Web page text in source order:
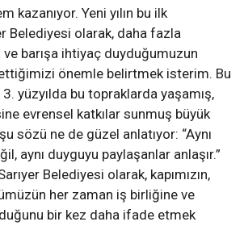
kazanıyor. Yeni yılın bu ilk
Belediyesi olarak, daha fazla
ve barışa ihtiyaç duyduğumuzun
önemle belirtmek isterim. Bu
yüzyılda bu topraklarda yaşamış,
evrensel katkılar sunmuş büyük
sözü ne de güzel anlatıyor: “Aynı
aynı duyguyu paylaşanlar anlaşır.”
Belediyesi olarak, kapımızın,
her zaman iş birliğine ve
bir kez daha ifade etmek